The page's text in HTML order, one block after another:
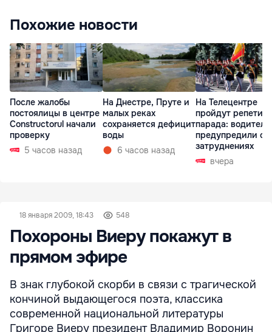
Похожие новости
После жалобы
постоялицы в центре
Constructorul начали
проверку
5 часов назад
На Днестре, Пруте и
малых реках
сохраняется дефицит
воды
6 часов назад
На Телецентре
пройдут
парада:
предупредили о
затруднениях
вчера
18 января 2009, 18:43 548
Похороны Виеру покажут в
прямом эфире
В знак глубокой скорби в связи с трагической
кончиной выдающегося поэта, классика
современной национальной литературы
Григоре Виеру президент Владимир Воронин